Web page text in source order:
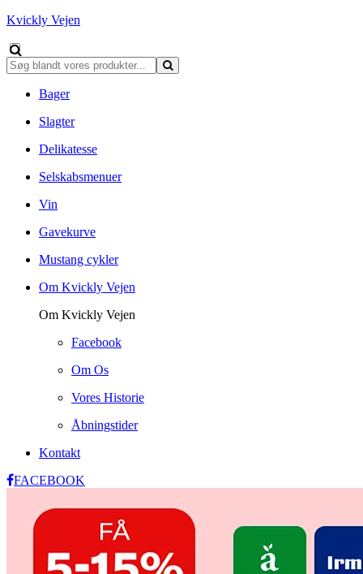
Kvickly Vejen
Bager
Slagter
Delikatesse
Selskabsmenuer
Vin
Gavekurve
Mustang cykler
Om Kvickly Vejen
Om Kvickly Vejen
Facebook
Om Os
Vores Historie
Åbningstider
Kontakt
FACEBOOK